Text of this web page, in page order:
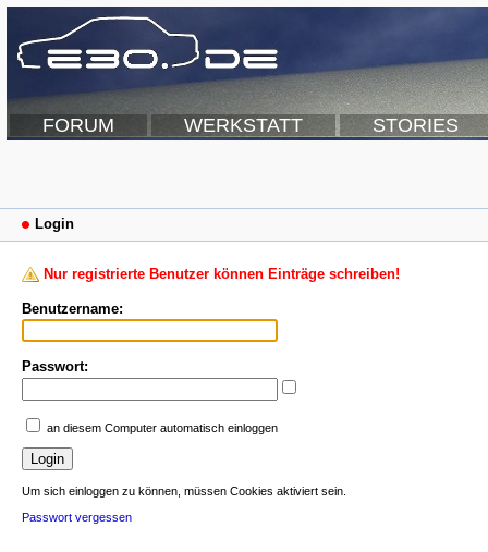
FORUM WERKSTATT STORIES
Login
Nur registrierte Benutzer können Einträge schreiben!
Benutzername:
Passwort:
an diesem Computer automatisch einloggen
Um sich einloggen zu können, müssen Cookies aktiviert sein.
Passwort vergessen